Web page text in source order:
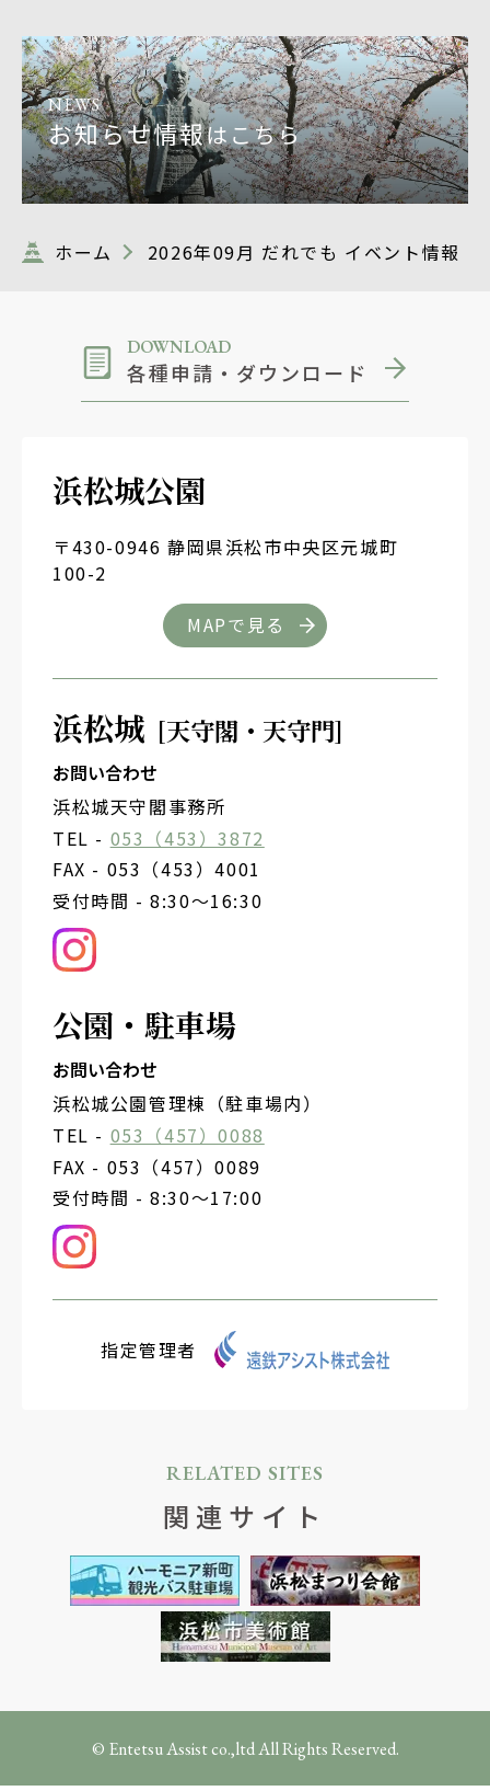
NEWS
お知らせ情報はこちら
ホーム 2026年09月 だれでも イベント情報
DOWNLOAD
各種申請・ダウンロード
浜松城公園
〒430-0946 静岡県浜松市中央区元城町
100-2
MAPで見る
浜松城 [天守閣・天守門]
お問い合わせ
浜松城天守閣事務所
TEL - 053（453）3872
FAX - 053（453）4001
受付時間 - 8:30～16:30
公園・駐車場
お問い合わせ
浜松城公園管理棟（駐車場内）
TEL - 053（457）0088
FAX - 053（457）0089
受付時間 - 8:30～17:00
指定管理者
RELATED SITES
関連サイト
© Entetsu Assist co.,ltd All Rights Reserved.